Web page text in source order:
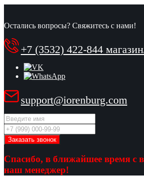
Остались вопросы? Свяжитесь с нами!
+7 (3532) 422-844
support@iorenburg.com
Спасибо, в ближайшее время с
наш менеджер!